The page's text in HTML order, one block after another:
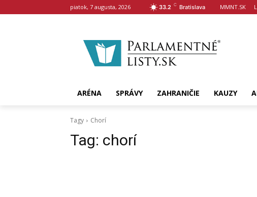
piatok, 7 augusta, 2026 33.2 C Bratislava MMNT.SK
ARÉNA SPRÁVY ZAHRANIČIE KAUZY
Tagy Chorí
Tag: chorí